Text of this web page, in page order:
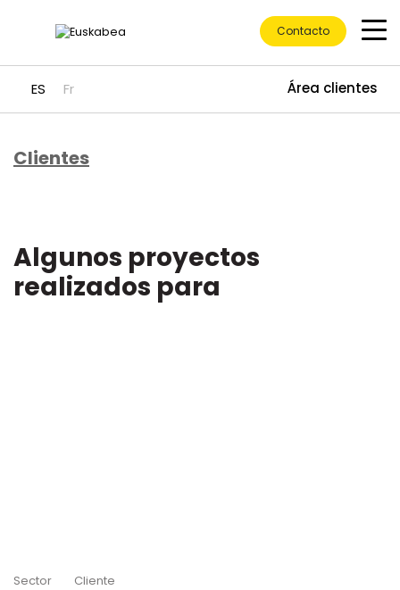
Ir directamente al contenido
ES Fr Área clientes
Contacto
Clientes
Algunos proyectos
realizados para
Sector Cliente